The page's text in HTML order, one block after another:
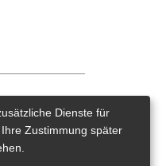
Dienste für
Zustimmung später